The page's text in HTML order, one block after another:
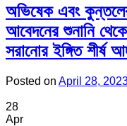
অভিষেক এবং
আবেদনের শুনানি
সরানোর ইঙ্গিত শীর্ষ
Posted on April 28,
28
Apr